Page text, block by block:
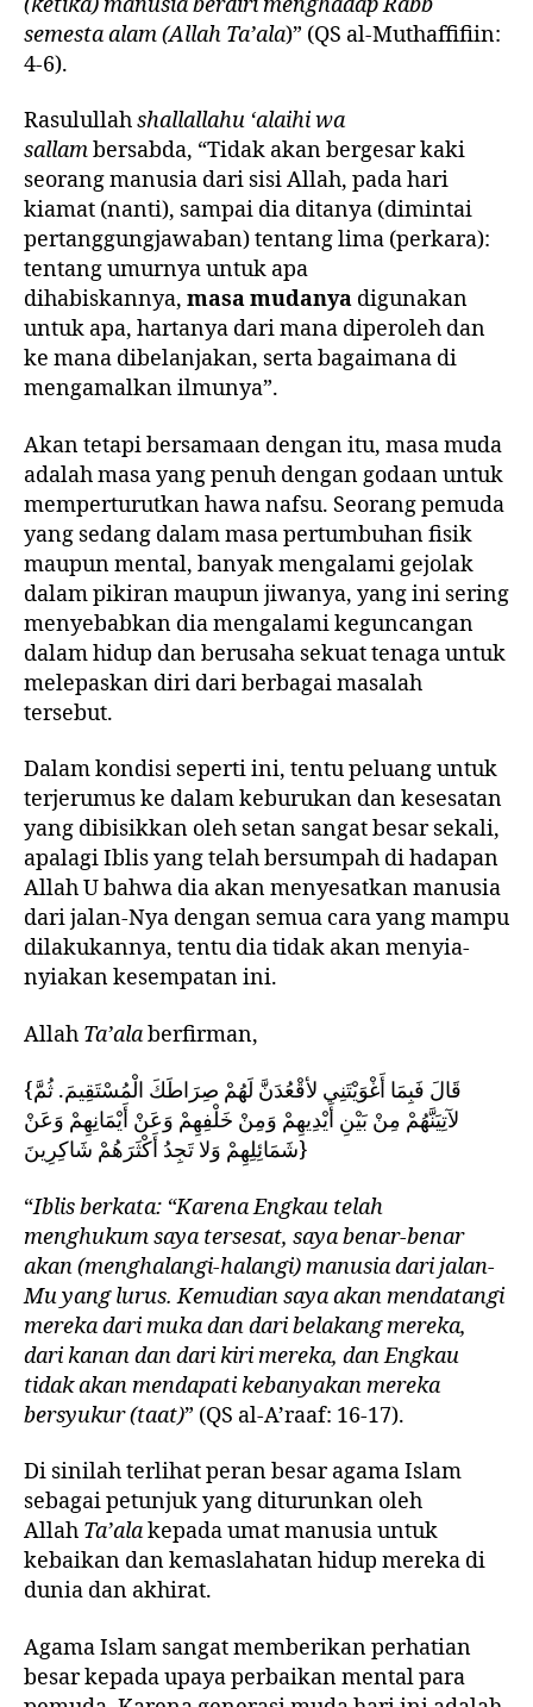
semesta alam (Allah Ta’ala)” (QS al-Muthaffifiin:
4-6).
Rasulullahshallallahu ‘alaihi wa
sallambersabda, “Tidak akan bergesar kaki
seorang manusia dari sisi Allah, pada hari
kiamat (nanti), sampai dia ditanya (dimintai
pertanggungjawaban) tentang lima (perkara):
tentang umurnya untuk apa
dihabiskannya, masa mudanya digunakan
untuk apa, hartanya dari mana diperoleh dan
ke mana dibelanjakan, serta bagaimana di
mengamalkan ilmunya”.
Akan tetapi bersamaan dengan itu, masa muda
adalah masa yang penuh dengan godaan untuk
memperturutkan hawa nafsu. Seorang pemuda
yang sedang dalam masa pertumbuhan fisik
maupun mental, banyak mengalami gejolak
dalam pikiran maupun jiwanya, yang ini sering
menyebabkan dia mengalami keguncangan
dalam hidup dan berusaha sekuat tenaga untuk
melepaskan diri dari berbagai masalah
tersebut.
Dalam kondisi seperti ini, tentu peluang untuk
terjerumus ke dalam keburukan dan kesesatan
yang dibisikkan oleh setan sangat besar sekali,
apalagi Iblis yang telah bersumpah di hadapan
Allah U bahwa dia akan menyesatkan manusia
dari jalan-Nya dengan semua cara yang mampu
dilakukannya, tentu dia tidak akan menyia-
nyiakan kesempatan ini.
Allah Ta’alaberfirman,
{قَالَ فَبِمَا أَغْوَيْتَنِي لأقْعُدَنَّ لَهُمْ صِرَاطَكَ الْمُسْتَقِيمَ. ثُمَّ
لآتِيَنَّهُمْ مِنْ بَيْنِ أَيْدِيهِمْ وَمِنْ خَلْفِهِمْ وَعَنْ أَيْمَانِهِمْ وَعَنْ
شَمَائِلِهِمْ وَلا تَجِدُ أَكْثَرَهُمْ شَاكِرِينَ}
“Iblis berkata: “Karena Engkau telah
menghukum saya tersesat, saya benar-benar
akan (menghalangi-halangi) manusia dari jalan-
Mu yang lurus. Kemudian saya akan mendatangi
mereka dari muka dan dari belakang mereka,
dari kanan dan dari kiri mereka, dan Engkau
tidak akan mendapati kebanyakan mereka
bersyukur (taat)” (QS al-A’raaf: 16-17).
Di sinilah terlihat peran besar agama Islam
sebagai petunjuk yang diturunkan oleh
Allah Ta’alakepada umat manusia untuk
kebaikan dan kemaslahatan hidup mereka di
dunia dan akhirat.
Agama Islam sangat memberikan perhatian
besar kepada upaya perbaikan mental para